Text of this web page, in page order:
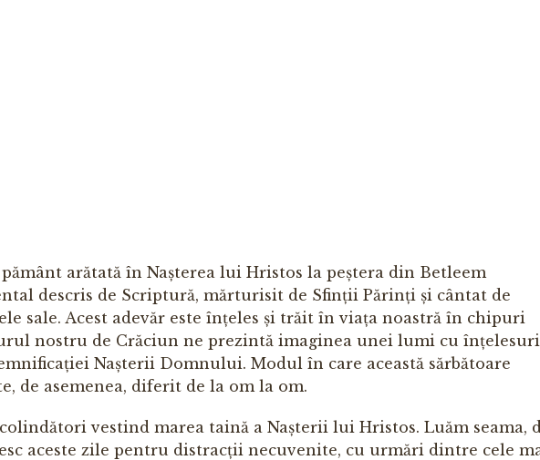
arătată în Naș­te­rea lui Hristos la peștera din Betleem
descris de Scriptură, mărturisit de Sfinții Pă­rinți și cântat de
sale. Acest adevăr este înțeles și trăit în viața noastră în chipuri
nostru de Crăciun ne prezintă ima­­ginea unei lumi cu înțelesuri
Nașterii Domnului. Modul în care această săr­bătoare
de asemenea, diferit de la om la om.
vestind marea taină a Nașterii lui Hristos. Luăm seama,
aceste zile pentru distracții necuvenite, cu urmări dintre cele